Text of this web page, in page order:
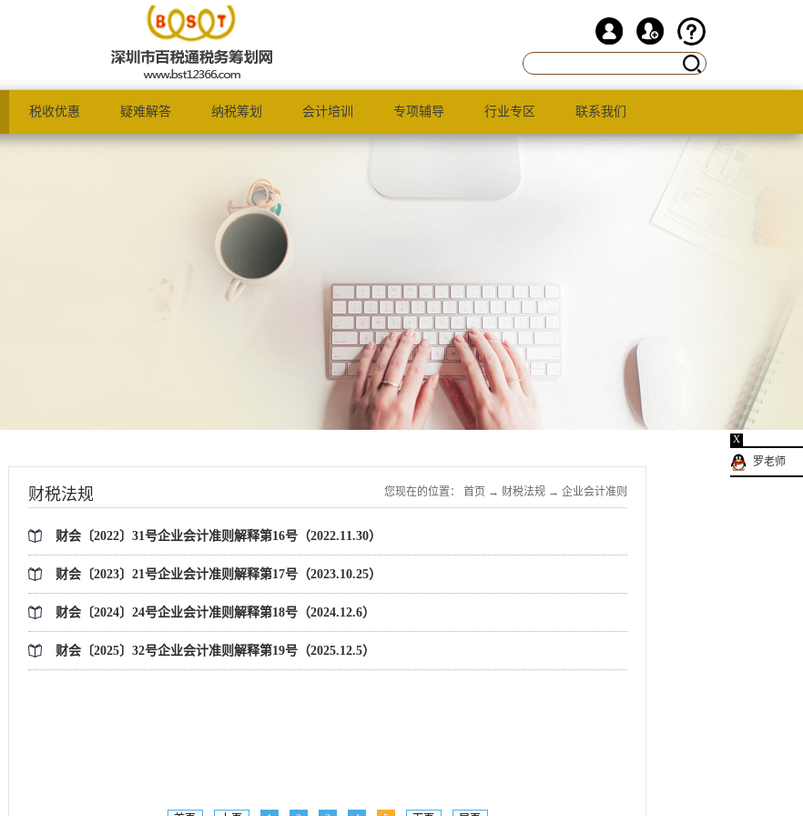
税收优惠 疑难解答 纳税筹划 会计培训 专项辅导 行业专区 联系我们
财税法规 您现在的位置： 首页 → 财税法规 → 企业会计准则
财会〔2022〕31号企业会计准则解释第16号（2022.11.30）
财会〔2023〕21号企业会计准则解释第17号（2023.10.25）
财会〔2024〕24号企业会计准则解释第18号（2024.12.6）
财会〔2025〕32号企业会计准则解释第19号（2025.12.5）
X
罗老师